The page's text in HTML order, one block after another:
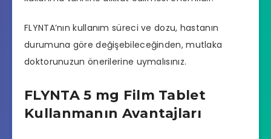
FLYNTA’nın kullanım süreci ve dozu, hastanın
durumuna göre değişebileceğinden, mutlaka
doktorunuzun önerilerine uymalısınız.
FLYNTA 5 mg Film Tablet
Kullanmanın Avantajları